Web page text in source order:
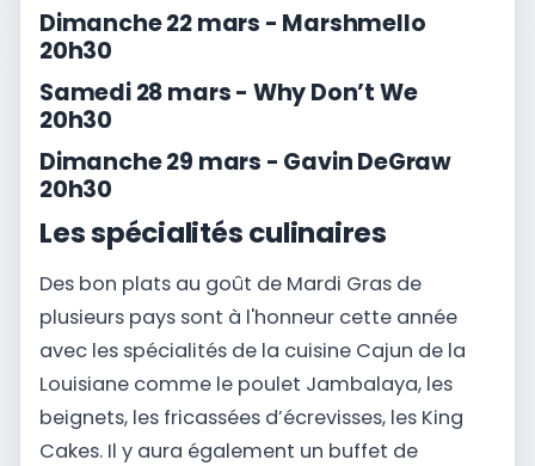
Dimanche 22 mars - Marshmello
20h30
Samedi 28 mars - Why Don’t We
20h30
Dimanche 29 mars - Gavin DeGraw
20h30
Les spécialités culinaires
Des bon plats au goût de Mardi Gras de
plusieurs pays sont à l'honneur cette année
avec les spécialités de la cuisine Cajun de la
Louisiane comme le poulet Jambalaya, les
beignets, les fricassées d’écrevisses, les King
Cakes. Il y aura également un buffet de